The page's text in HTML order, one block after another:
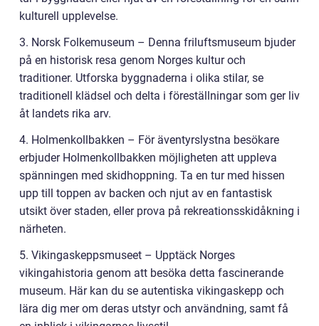
kulturell upplevelse.
3. Norsk Folkemuseum – Denna friluftsmuseum bjuder
på en historisk resa genom Norges kultur och
traditioner. Utforska byggnaderna i olika stilar, se
traditionell klädsel och delta i föreställningar som ger liv
åt landets rika arv.
4. Holmenkollbakken – För äventyrslystna besökare
erbjuder Holmenkollbakken möjligheten att uppleva
spänningen med skidhoppning. Ta en tur med hissen
upp till toppen av backen och njut av en fantastisk
utsikt över staden, eller prova på rekreationsskidåkning i
närheten.
5. Vikingaskeppsmuseet – Upptäck Norges
vikingahistoria genom att besöka detta fascinerande
museum. Här kan du se autentiska vikingaskepp och
lära dig mer om deras utstyr och användning, samt få